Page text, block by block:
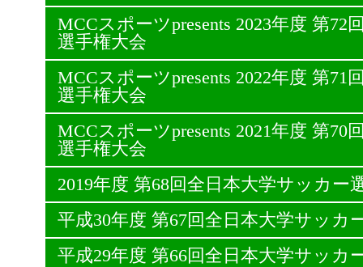
MCCスポーツpresents 2023年度 第72
選手権大会
MCCスポーツpresents 2022年度 第71
選手権大会
MCCスポーツpresents 2021年度 第70
選手権大会
2019年度 第68回全日本大学サッカー
平成30年度 第67回全日本大学サッカ
平成29年度 第66回全日本大学サッカ